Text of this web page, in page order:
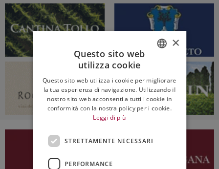
ENGLISH
×
Questo sito web
utilizza cookie
Questo sito web utilizza i cookie per migliorare
la tua esperienza di navigazione. Utilizzando il
nostro sito web acconsenti a tutti i cookie in
conformità con la nostra policy per i cookie.
Leggi di più
STRETTAMENTE NECESSARI
PERFORMANCE